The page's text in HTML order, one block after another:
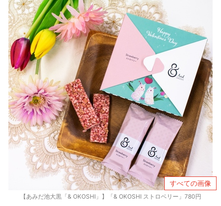
すべての画像
【あみだ池大黒「& OKOSHI」】「& OKOSHI ストロベリー」780円